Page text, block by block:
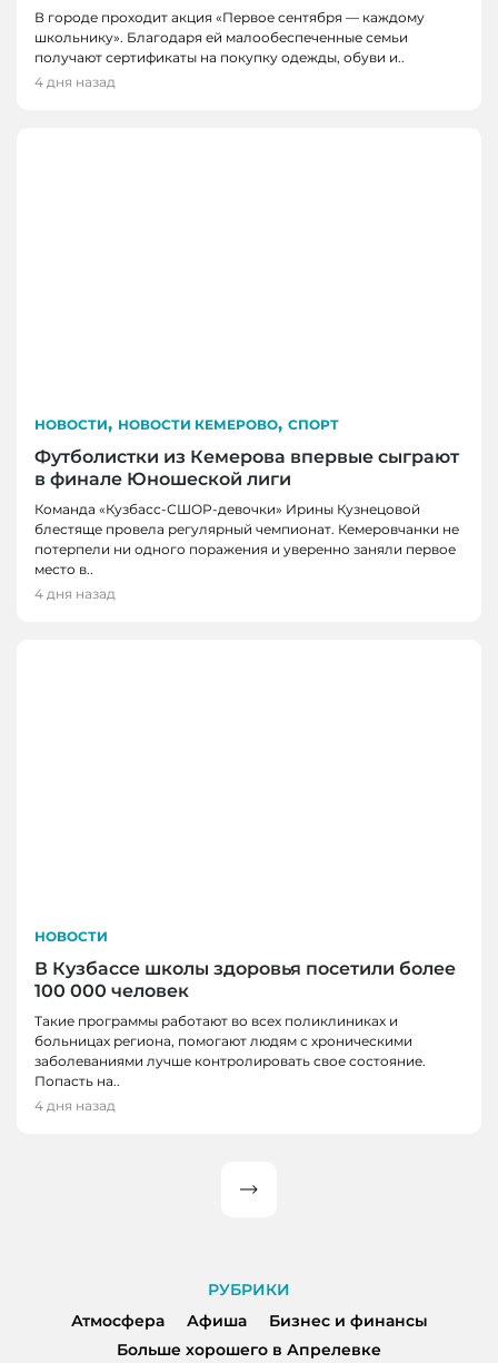
В городе проходит акция «Первое сентября — каждому
школьнику». Благодаря ей малообеспеченные семьи
получают сертификаты на покупку одежды, обуви и..
4 дня назад
НОВОСТИ, НОВОСТИ КЕМЕРОВО, СПОРТ
Футболистки из Кемерова впервые сыграют
в финале Юношеской лиги
Команда «Кузбасс-СШОР-девочки» Ирины Кузнецовой
блестяще провела регулярный чемпионат. Кемеровчанки не
потерпели ни одного поражения и уверенно заняли первое
место в..
4 дня назад
НОВОСТИ
В Кузбассе школы здоровья посетили более
100 000 человек
Такие программы работают во всех поликлиниках и
больницах региона, помогают людям с хроническими
заболеваниями лучше контролировать свое состояние.
Попасть на..
4 дня назад
записей
РУБРИКИ
Атмосфера
Афиша
Бизнес и финансы
Больше хорошего в Апрелевке